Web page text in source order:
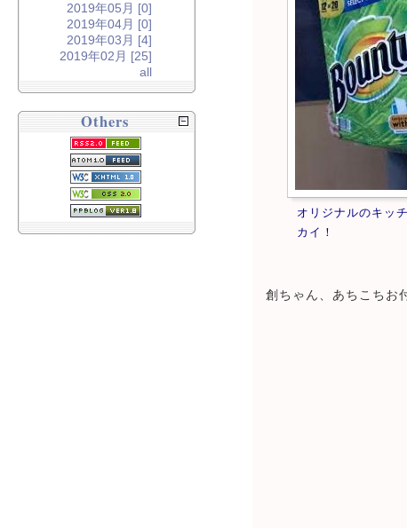
オリジナルのキッ
カイ！
創ちゃん、あちこちお
2019年05月 [0]
2019年04月 [0]
2019年03月 [4]
2019年02月 [25]
all
Others